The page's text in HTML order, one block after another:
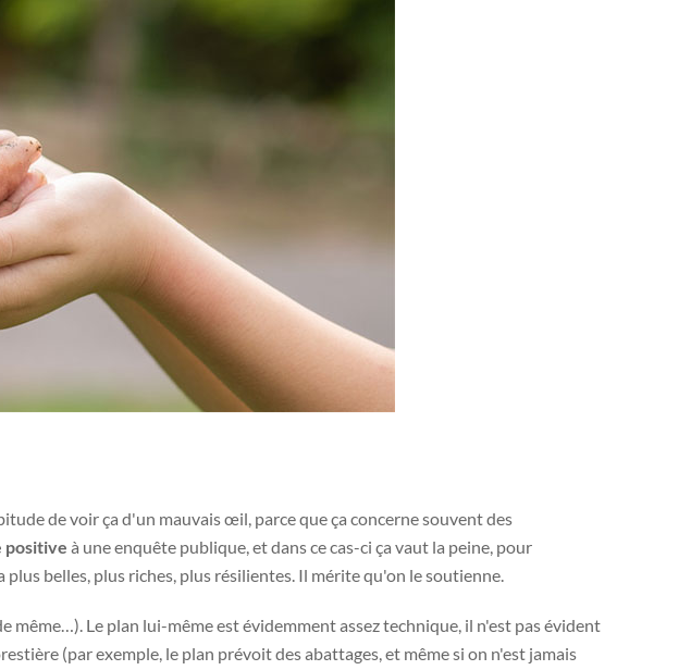
de voir ça d'un mauvais œil, parce que ça concerne souvent des
positive à une enquête publique, et dans ce cas-ci ça vaut la peine, pour
belles, plus riches, plus résilientes. Il mérite qu'on le soutienne.
même…). Le plan lui-même est évidemment assez technique, il n'est pas évident
(par exemple, le plan prévoit des abattages, et même si on n'est jamais